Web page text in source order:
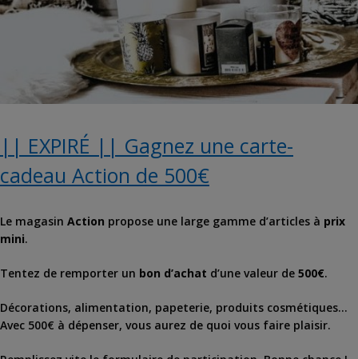
|| EXPIRÉ || Gagnez une carte-
cadeau Action de 500€
Le magasin Action propose une large gamme d’articles à prix
mini.
Tentez de remporter un bon d’achat d’une valeur de 500€.
Décorations, alimentation, papeterie, produits cosmétiques…
Avec 500€ à dépenser, vous aurez de quoi vous faire plaisir.